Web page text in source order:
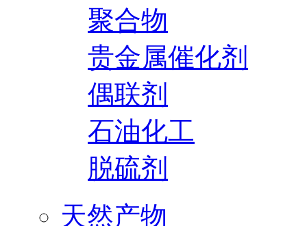
聚合物
贵金属催化剂
偶联剂
石油化工
脱硫剂
天然产物